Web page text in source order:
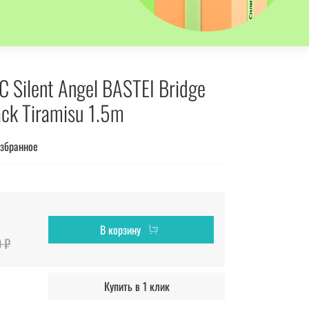
Silent Angel BASTEI Bridge
Tiramisu 1.5m
₽
В корзину
Купить в 1 клик